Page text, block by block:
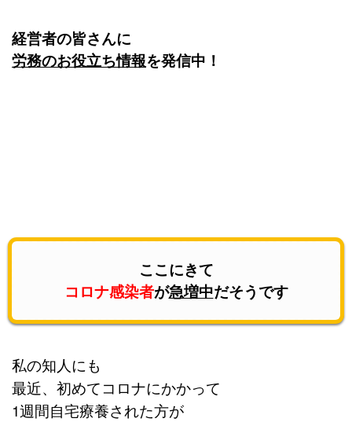
経営者の皆さんに
労務のお役立ち情報を発信中！
ここにきて
コロナ感染者が急増中だそうです
私の知人にも
最近、初めてコロナにかかって
1週間自宅療養された方が